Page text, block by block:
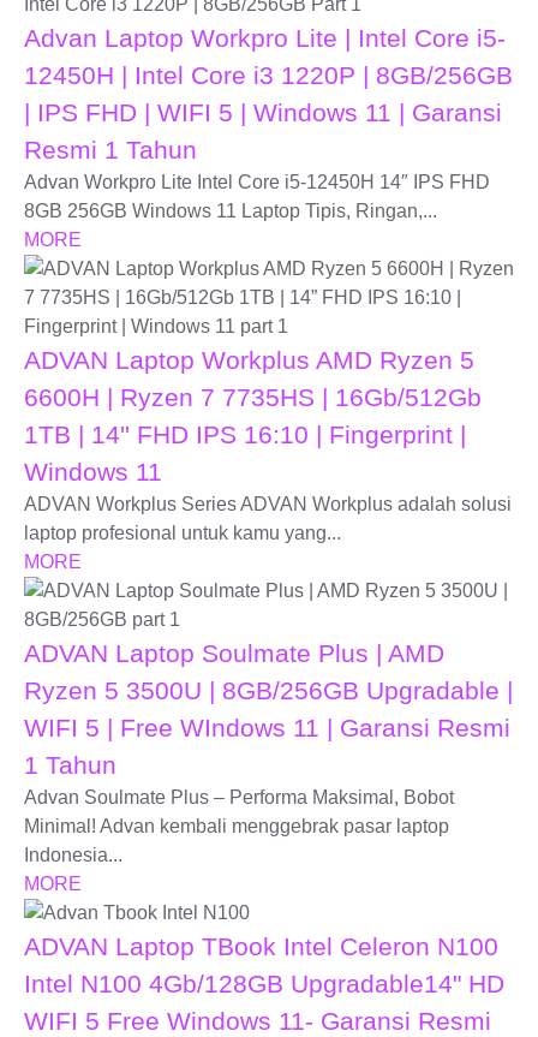
Advan Laptop Workpro Lite | Intel Core i5-
12450H | Intel Core i3 1220P | 8GB/256GB
| IPS FHD | WIFI 5 | Windows 11 | Garansi
Resmi 1 Tahun
Advan Workpro Lite Intel Core i5-12450H 14″ IPS FHD
8GB 256GB Windows 11 Laptop Tipis, Ringan,...
MORE
ADVAN Laptop Workplus AMD Ryzen 5
6600H | Ryzen 7 7735HS | 16Gb/512Gb
1TB | 14'' FHD IPS 16:10 | Fingerprint |
Windows 11
ADVAN Workplus Series ADVAN Workplus adalah solusi
laptop profesional untuk kamu yang...
MORE
ADVAN Laptop Soulmate Plus | AMD
Ryzen 5 3500U | 8GB/256GB Upgradable |
WIFI 5 | Free WIndows 11 | Garansi Resmi
1 Tahun
Advan Soulmate Plus – Performa Maksimal, Bobot
Minimal! Advan kembali menggebrak pasar laptop
Indonesia...
MORE
ADVAN Laptop TBook Intel Celeron N100
Intel N100 4Gb/128GB Upgradable14" HD
WIFI 5 Free Windows 11- Garansi Resmi